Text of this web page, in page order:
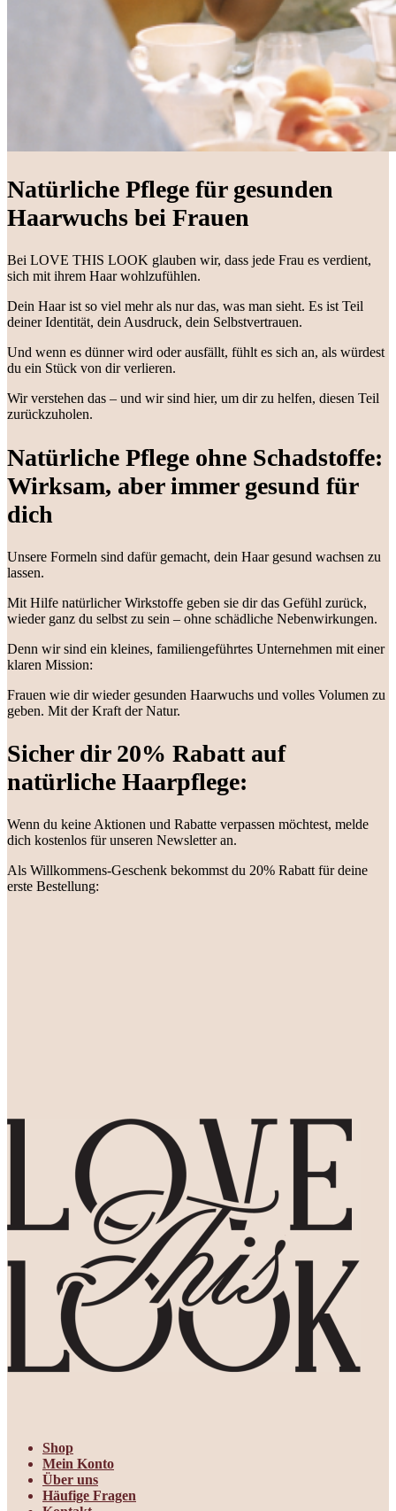
Natürliche Pflege für gesunden
Haarwuchs bei Frauen
Bei LOVE THIS LOOK glauben wir, dass jede Frau es verdient,
sich mit ihrem Haar wohlzufühlen.
Dein Haar ist so viel mehr als nur das, was man sieht. Es ist Teil
deiner Identität, dein Ausdruck, dein Selbstvertrauen.
Und wenn es dünner wird oder ausfällt, fühlt es sich an, als würdest
du ein Stück von dir verlieren.
Wir verstehen das – und wir sind hier, um dir zu helfen, diesen Teil
zurückzuholen.
Natürliche Pflege ohne Schadstoffe:
Wirksam, aber immer gesund für
dich
Unsere Formeln sind dafür gemacht, dein Haar gesund wachsen zu
lassen.
Mit Hilfe natürlicher Wirkstoffe geben sie dir das Gefühl zurück,
wieder ganz du selbst zu sein – ohne schädliche Nebenwirkungen.
Denn wir sind ein kleines, familiengeführtes Unternehmen mit einer
klaren Mission:
Frauen wie dir wieder gesunden Haarwuchs und volles Volumen zu
geben. Mit der Kraft der Natur.
Sicher dir 20% Rabatt auf
natürliche Haarpflege:
Wenn du keine Aktionen und Rabatte verpassen möchtest, melde
dich kostenlos für unseren Newsletter an.
Als Willkommens-Geschenk bekommst du 20% Rabatt für deine
erste Bestellung:
Shop
Mein Konto
Über uns
Häufige Fragen